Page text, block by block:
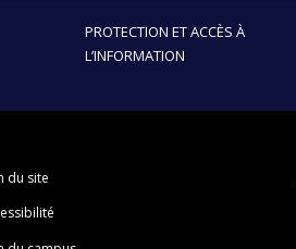
PROTECTION ET ACCÈS À
L’INFORMATION
du site